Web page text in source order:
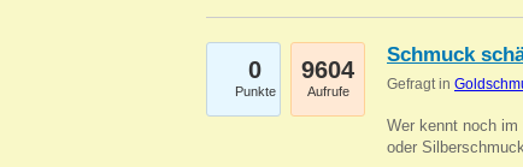
0
Punkte
9604
Aufrufe
Schmuck
Gefragt in
Wer kennt noch
oder